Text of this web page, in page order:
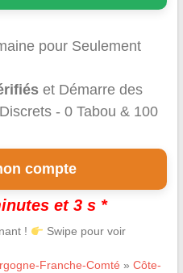
pour Seulement
et Démarre des
- 0 Tabou & 100
compte
et 3 s *
! Swipe pour voir
Franche-Comté » Côte-